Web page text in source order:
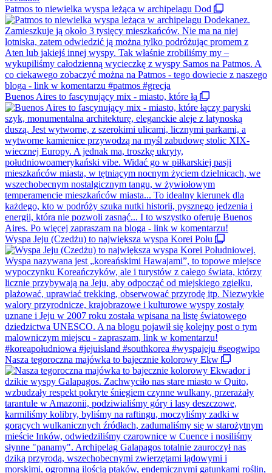
Patmos to niewielka wyspa leżąca w archipelagu Dod
Buenos Aires to fascynujący mix - miasto, które łą
Wyspa Jeju (Czedżu) to największa wyspa Korei Połu
Nasza tegoroczna majówka to bajecznie kolorowy Ekw